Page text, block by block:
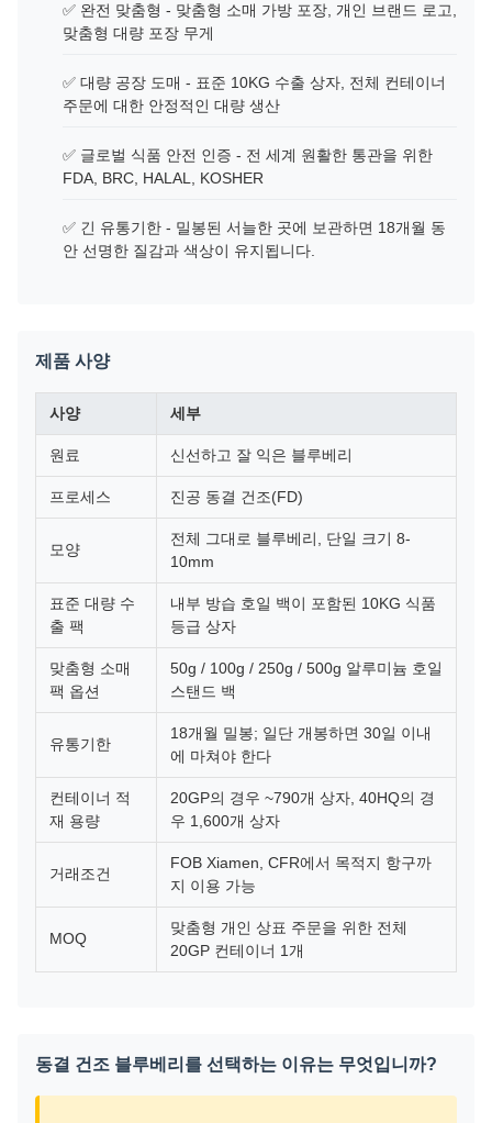
✅ 완전 맞춤형 - 맞춤형 소매 가방 포장, 개인 브랜드 로고,
맞춤형 대량 포장 무게
✅ 대량 공장 도매 - 표준 10KG 수출 상자, 전체 컨테이너
주문에 대한 안정적인 대량 생산
✅ 글로벌 식품 안전 인증 - 전 세계 원활한 통관을 위한
FDA, BRC, HALAL, KOSHER
✅ 긴 유통기한 - 밀봉된 서늘한 곳에 보관하면 18개월 동
안 선명한 질감과 색상이 유지됩니다.
제품 사양
사양 세부
원료 신선하고 잘 익은 블루베리
프로세스 진공 동결 건조(FD)
모양
전체 그대로 블루베리, 단일 크기 8-
10mm
표준 대량 수
출 팩
내부 방습 호일 백이 포함된 10KG 식품
등급 상자
맞춤형 소매
팩 옵션
50g / 100g / 250g / 500g 알루미늄 호일
스탠드 백
유통기한
18개월 밀봉; 일단 개봉하면 30일 이내
에 마쳐야 한다
컨테이너 적
재 용량
20GP의 경우 ~790개 상자, 40HQ의 경
우 1,600개 상자
거래조건
FOB Xiamen, CFR에서 목적지 항구까
지 이용 가능
MOQ
맞춤형 개인 상표 주문을 위한 전체
20GP 컨테이너 1개
동결 건조 블루베리를 선택하는 이유는 무엇입니까?